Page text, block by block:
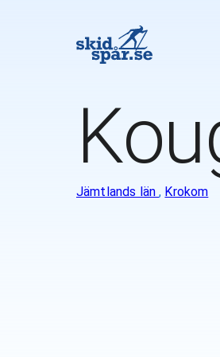
Jämtlands län, Krokom